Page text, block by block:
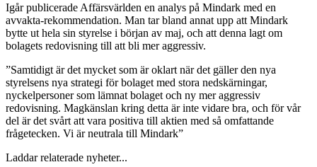
Igår publicerade Affärsvärlden en analys på Mindark med en
avvakta-rekommendation. Man tar bland annat upp att Mindark
bytte ut hela sin styrelse i början av maj, och att denna lagt om
bolagets redovisning till att bli mer aggressiv.
”Samtidigt är det mycket som är oklart när det gäller den nya
styrelsens nya strategi för bolaget med stora nedskärningar,
nyckelpersoner som lämnat bolaget och ny mer aggressiv
redovisning. Magkänslan kring detta är inte vidare bra, och för vår
del är det svårt att vara positiva till aktien med så omfattande
frågetecken. Vi är neutrala till Mindark”
Laddar relaterade nyheter...